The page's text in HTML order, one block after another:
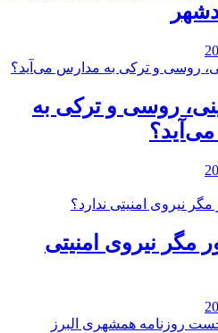
روسی و ترکی به
مگر نیروی امنیتی